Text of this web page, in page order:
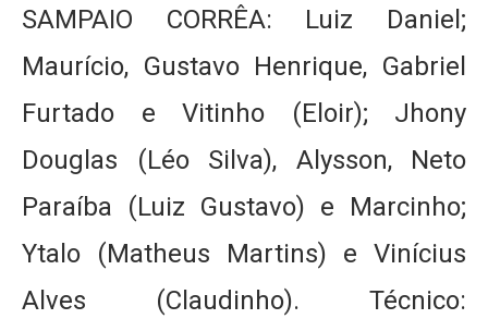
SAMPAIO CORRÊA: Luiz Daniel;
Maurício, Gustavo Henrique, Gabriel
Furtado e Vitinho (Eloir); Jhony
Douglas (Léo Silva), Alysson, Neto
Paraíba (Luiz Gustavo) e Marcinho;
Ytalo (Matheus Martins) e Vinícius
Alves (Claudinho). Técnico: